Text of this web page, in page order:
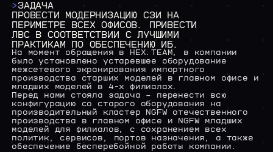
>ЗАДАЧА
ПРОВЕСТИ
МОДЕРНИЗАЦИЮ СЗИ
НА
ПЕРИМЕТРЕ
ВСЕХ ОФИСОВ.
ПРИВЕСТИ
ЛВС
В СООТВЕТСТВИИ С
ЛУЧШИМИ
ПРАКТИКАМ
ПО ОБЕСПЕЧЕНИЮ ИБ.
На момент обращения в HEX.TEAM, в
компании
было
установлено устаревшее
оборудование
межсетевого
экранирования
импортного
производства
старших моделей в главном офисе
и
младших
моделей в 4-х
филиалах.
Перед
нами стояла задача – перенести
всю
конфигурацию
со старого оборудования
на
производительный
кластер NGFW
отечественного
производства
в главном офисе и NGFW
младших
моделей
для филиалов, с сохранением
всех
политик,
сервисов, портов назначения, а
также
обеспечение
бесперебойной работы компании.